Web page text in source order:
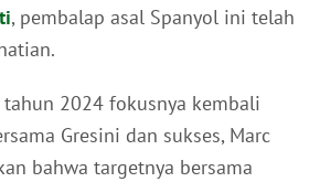
, pembalap asal Spanyol ini telah
2024 fokusnya kembali
Gresini dan sukses, Marc
bahwa targetnya bersama